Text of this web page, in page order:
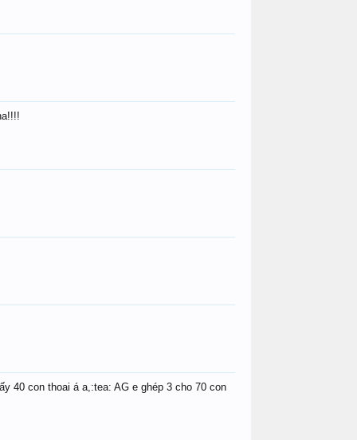
40 con thoai á a,:tea: AG e ghép 3 cho 70 con